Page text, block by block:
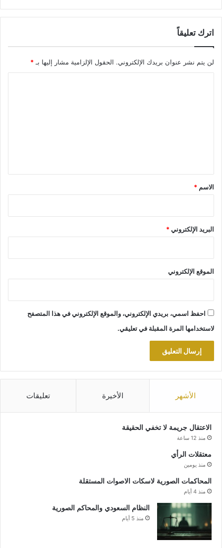
اترك تعليقاً
لن يتم نشر عنوان بريدك الإلكتروني. الحقول الإلزامية مشار إليها بـ *
*
الاسم *
البريد الإلكتروني*
الموقع الإلكتروني
احفظ اسمي، بريدي الإلكتروني، والموقع الإلكتروني في هذا المتصفح
لاستخدامها المرة المقبلة في تعليقي.
الأشهر الأخيرة تعليقات
الاعتقال جريمة لا تخفي الحقيقة
منذ 12 ساعة
معتقلات الرأي
منذ يومين
المحاكمات الصورية لاسكات الاصوات المستقلة
منذ 4 أيام
النظام السعودي والمحاكم الصورية
منذ 5 أيام